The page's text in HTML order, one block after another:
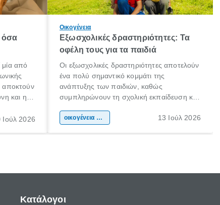
όσα
μία από
αποκτούν
και η
Ιούλ 2026
Οικογένεια
Εξωσχολικές δραστηριότητες: Τα
οφέλη τους για τα παιδιά
Οι εξωσχολικές δραστηριότητες αποτελούν
ένα πολύ σημαντικό κομμάτι της
ανάπτυξης των παιδιών, καθώς
συμπληρώνουν τη σχολική εκπαίδευση και
της προσωπικότητας, της κοινωνικότητας
οικογένεια & παιδί 13 Ιούλ 2026
Κατάλογοι